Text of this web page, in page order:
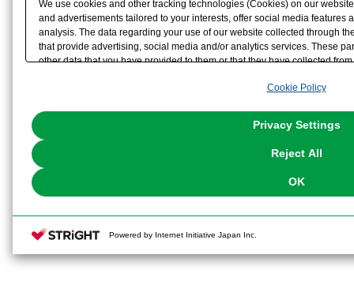
We use cookies and other tracking technologies (Cookies) on our
and advertisements tailored to your interests, offer social media features
analysis. The data regarding your use of our website collected through
that provide advertising, social media and/or analytics services. These
other data that you have provided to them or that they have collected
the use of all Cookies except for Strictly Necessary Cookies, please
You can change your consent or rejection settings at any time via
Cookie Policy
Privacy Settings
Reject All
OK
Powered by Internet Initiative Japan Inc.